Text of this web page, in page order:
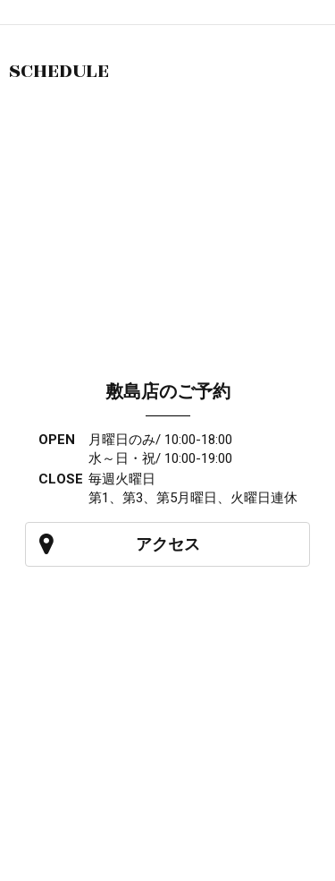
SCHEDULE
敷島店のご予約
OPEN
月曜日のみ/ 10:00-18:00
水～日・祝/ 10:00-19:00
CLOSE 毎週火曜日
第1、第3、第5月曜日、火曜日連休
アクセス